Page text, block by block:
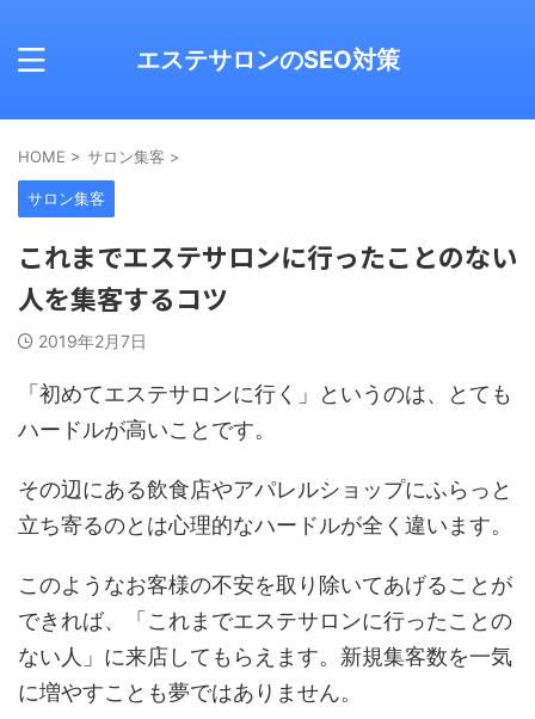
エステサロンのSEO対策
HOME > サロン集客 >
サロン集客
これまでエステサロンに行ったことのない
人を集客するコツ
2019年2月7日
「初めてエステサロンに行く」というのは、とても
ハードルが高いことです。
その辺にある飲食店やアパレルショップにふらっと
立ち寄るのとは心理的なハードルが全く違います。
このようなお客様の不安を取り除いてあげることが
できれば、「これまでエステサロンに行ったことの
ない人」に来店してもらえます。新規集客数を一気
に増やすことも夢ではありません。